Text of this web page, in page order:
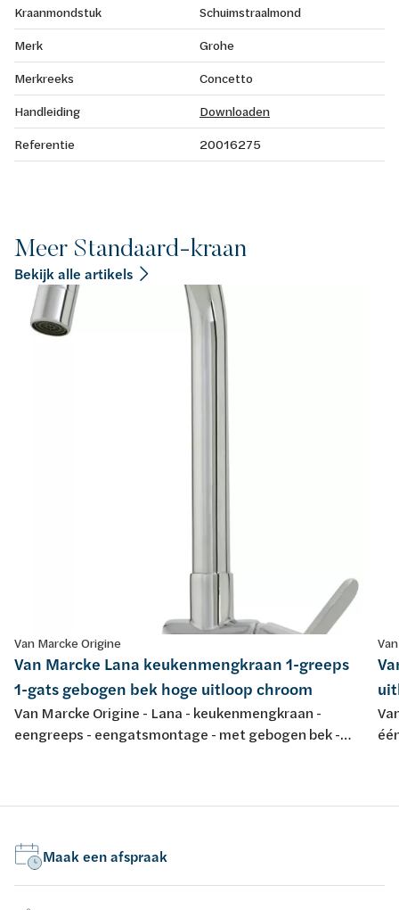
Kraanmondstuk
Schuimstraalmond
Merk
Grohe
Merkreeks
Concetto
Handleiding
Downloaden
Referentie
20016275
Meer Standaard-kraan
Bekijk alle artikels
Van Marcke Origine
Van Marcke Lana keukenmengkraan 1-greeps
1-gats gebogen bek hoge uitloop chroom
Van Marcke Origine - Lana - keukenmengkraan -
eengreeps - eengatsmontage - met gebogen bek -
Maak een afspraak